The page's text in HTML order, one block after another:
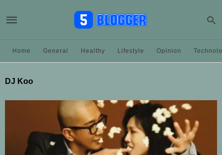
Home General Healthy Lifestyle Opinion
DJ Koo